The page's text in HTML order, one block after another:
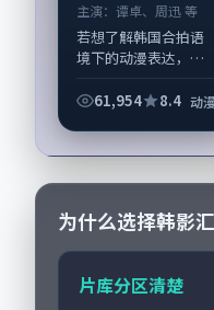
主演： 谭卓、周迅 等
若想了解韩国合拍语
境下的动漫表达，
值得关注：剧情侧重
的咬合，谭卓、周迅
与配角群戏并重。影
片2022年面世后在...
61,954 8.4 动漫
为什么选择韩影汇
片库分区清楚